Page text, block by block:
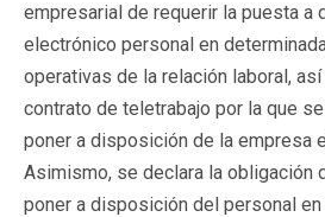
empresarial de requerir la puesta a
electrónico personal en
operativas de la relación laboral,
contrato de teletrabajo por la que
poner a disposición de la empresa
Asimismo, se declara la obligación
poner a disposición del personal